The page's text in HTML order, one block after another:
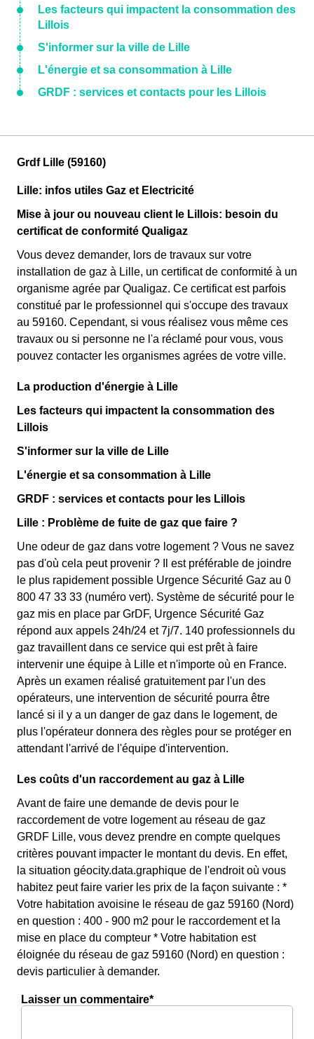
Les facteurs qui impactent la consommation des
Lillois
S'informer sur la ville de Lille
L'énergie et sa consommation à Lille
GRDF : services et contacts pour les Lillois
Grdf Lille (59160)
Lille: infos utiles Gaz et Electricité
Mise à jour ou nouveau client le Lillois: besoin du
certificat de conformité Qualigaz
Vous devez demander, lors de travaux sur votre
installation de gaz à Lille, un certificat de conformité à un
organisme agrée par Qualigaz. Ce certificat est parfois
constitué par le professionnel qui s'occupe des travaux
au 59160. Cependant, si vous réalisez vous même ces
travaux ou si personne ne l'a réclamé pour vous, vous
pouvez contacter les organismes agrées de votre ville.
La production d'énergie à Lille
Les facteurs qui impactent la consommation des
Lillois
S'informer sur la ville de Lille
L'énergie et sa consommation à Lille
GRDF : services et contacts pour les Lillois
Lille : Problème de fuite de gaz que faire ?
Une odeur de gaz dans votre logement ? Vous ne savez
pas d'où cela peut provenir ? Il est préférable de joindre
le plus rapidement possible Urgence Sécurité Gaz au 0
800 47 33 33 (numéro vert). Système de sécurité pour le
gaz mis en place par GrDF, Urgence Sécurité Gaz
répond aux appels 24h/24 et 7j/7. 140 professionnels du
gaz travaillent dans ce service qui est prêt à faire
intervenir une équipe à Lille et n'importe où en France.
Après un examen réalisé gratuitement par l'un des
opérateurs, une intervention de sécurité pourra être
lancé si il y a un danger de gaz dans le logement, de
plus l'opérateur donnera des règles pour se protéger en
attendant l'arrivé de l'équipe d'intervention.
Les coûts d'un raccordement au gaz à Lille
Avant de faire une demande de devis pour le
raccordement de votre logement au réseau de gaz
GRDF Lille, vous devez prendre en compte quelques
critères pouvant impacter le montant du devis. En effet,
la situation géocity.data.graphique de l'endroit où vous
habitez peut faire varier les prix de la façon suivante : *
Votre habitation avoisine le réseau de gaz 59160 (Nord)
en question : 400 - 900 m2 pour le raccordement et la
mise en place du compteur * Votre habitation est
éloignée du réseau de gaz 59160 (Nord) en question :
devis particulier à demander.
Laisser un commentaire*